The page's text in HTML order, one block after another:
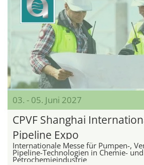
03. - 05. Juni 2027
CPVF Shanghai
Pipeline Expo
Internationale Messe für Pumpen-,
Pipeline-Technologien in Chemie- und
Petrochemieindustrie